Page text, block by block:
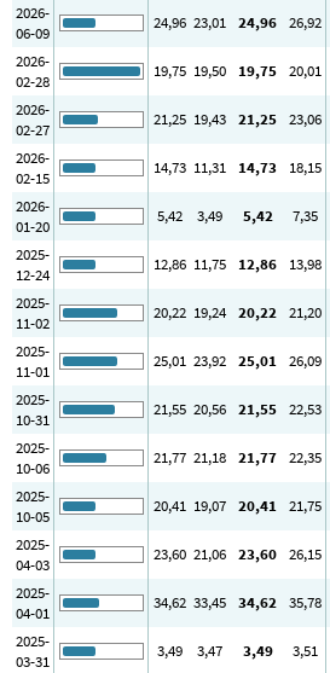
2026-
06-09
24,96 23,01 24,96 26,92
2026-
02-28
19,75 19,50 19,75 20,01
2026-
02-27
21,25 19,43 21,25 23,06
2026-
02-15
14,73 11,31 14,73 18,15
2026-
01-20
5,42 3,49 5,42 7,35
2025-
12-24
12,86 11,75 12,86 13,98
2025-
11-02
20,22 19,24 20,22 21,20
2025-
11-01
25,01 23,92 25,01 26,09
2025-
10-31
21,55 20,56 21,55 22,53
2025-
10-06
21,77 21,18 21,77 22,35
2025-
10-05
20,41 19,07 20,41 21,75
2025-
04-03
23,60 21,06 23,60 26,15
2025-
04-01
34,62 33,45 34,62 35,78
2025-
03-31
3,49 3,47 3,49 3,51